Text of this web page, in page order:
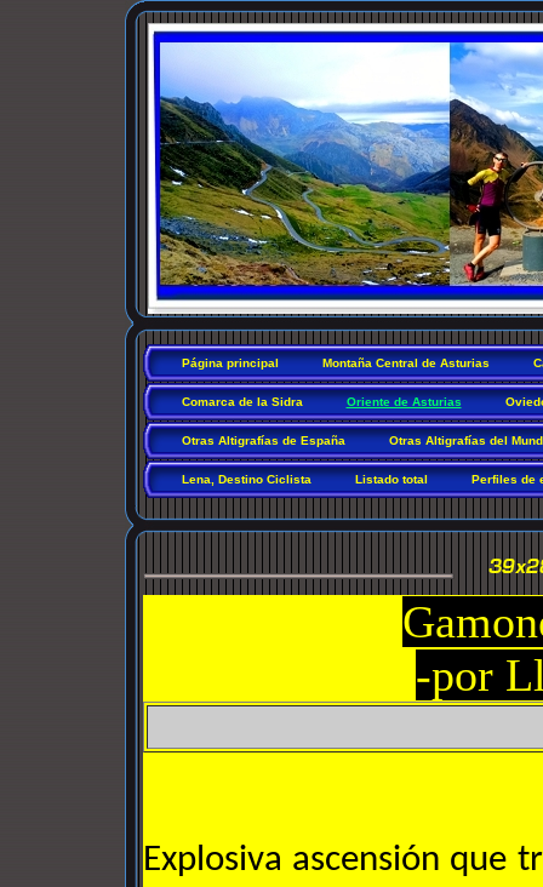
Página principal Montaña Central de Asturias
Comarca de la Sidra Oriente de Asturias
Otras Altigrafías de España Otras Altigrafías del
Lena, Destino Ciclista Listado total Perfiles de
-por
Explosiva ascensión que